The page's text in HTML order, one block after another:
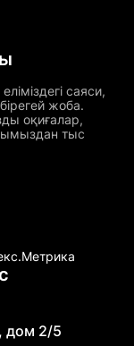
саяси,
жоба.
оқиғалар,
тыс
дом 2/5